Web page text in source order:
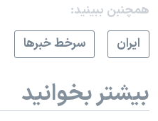
همچنبن ببینید:
ايران
سرخط خبرها
بیشتر بخوانید